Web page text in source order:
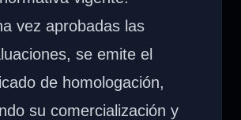
vez aprobadas las
se emite el
de homologación,
su comercialización y